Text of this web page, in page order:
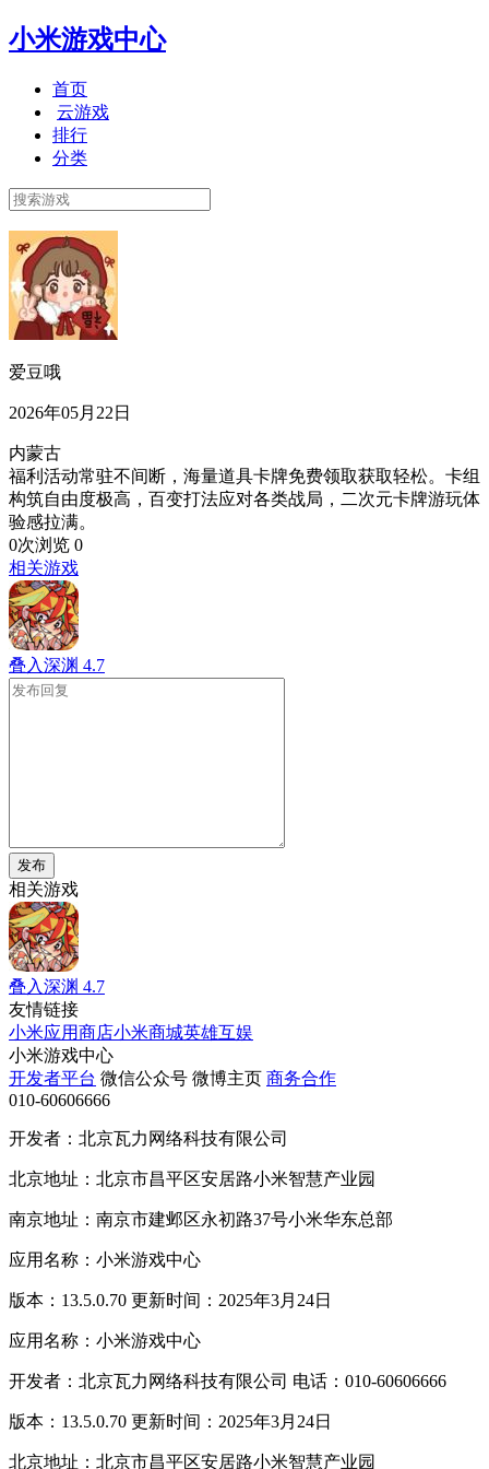
小米游戏中心
首页
云游戏
排行
分类
爱豆哦
2026年05月22日
内蒙古
福利活动常驻不间断，海量道具卡牌免费领取获取轻松。卡组
构筑自由度极高，百变打法应对各类战局，二次元卡牌游玩体
验感拉满。
0次浏览 0
相关游戏
叠入深渊 4.7
发布
相关游戏
叠入深渊 4.7
友情链接
小米应用商店小米商城英雄互娱
小米游戏中心
开发者平台 微信公众号 微博主页 商务合作
010-60606666
开发者：北京瓦力网络科技有限公司
北京地址：北京市昌平区安居路小米智慧产业园
南京地址：南京市建邺区永初路37号小米华东总部
应用名称：小米游戏中心
版本：13.5.0.70 更新时间：2025年3月24日
应用名称：小米游戏中心
开发者：北京瓦力网络科技有限公司 电话：010-60606666
版本：13.5.0.70 更新时间：2025年3月24日
北京地址：北京市昌平区安居路小米智慧产业园